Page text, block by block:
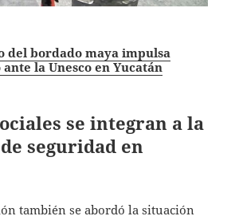
del bordado maya impulsa
la Unesco en Yucatán
se integran a la
seguridad en
también se abordó la situación